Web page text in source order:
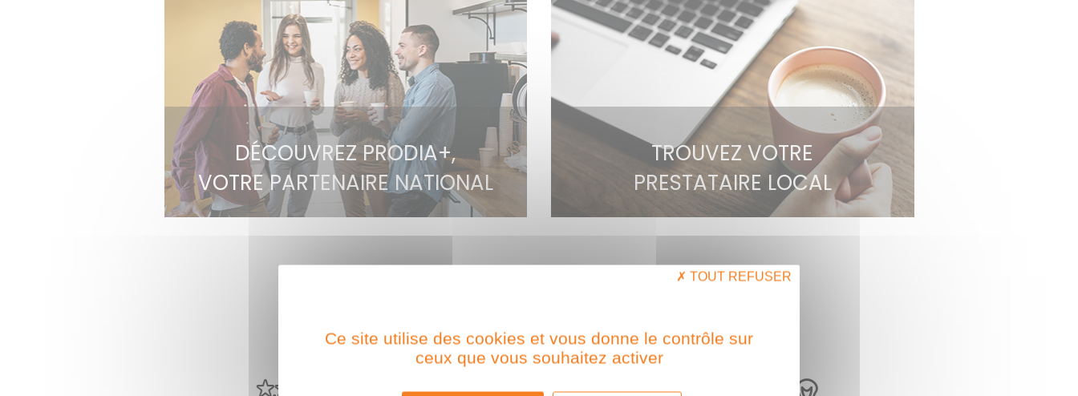
DÉCOUVREZ PRODIA+,
VOTRE PARTENAIRE NATIONAL
TROUVEZ VOTRE
PRESTATAIRE LOCAL
Ce site utilise des cookies et vous donne le contrôle sur
ceux que vous souhaitez activer
TOUT REFUSER